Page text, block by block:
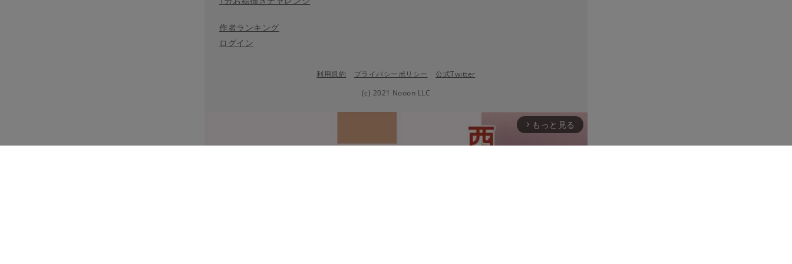
作者ランキング
ログイン
利用規約 プライバシーポリシー
公式Twitter
(c) 2021 Nooon LLC
arrow_forward_ios もっと見る